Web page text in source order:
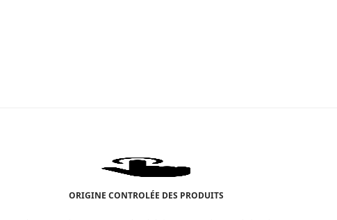
ORIGINE CONTROLÉE DES PRODUITS